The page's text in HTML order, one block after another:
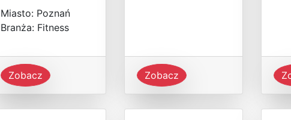
Miasto: Poznań
Branża: Fitness
Zobacz Zobacz